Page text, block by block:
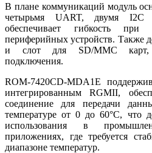
В плане коммуникаций модуль
четырьмя UART, двумя
обеспечивает гибкость при
периферийных устройств. Также
и слот для SD/MMC карт,
подключения.
ROM-7420CD-MDA1E
интегрированным RGMII,
соединение для передачи
температуре от 0 до 60°C, что
использования в
приложениях, где требуется
диапазоне температур.